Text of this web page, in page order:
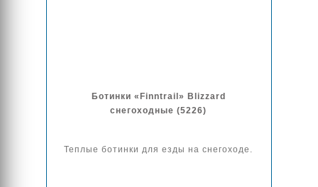
Ботинки «Finntrail» Blizzard
снегоходные (5226)
Теплые ботинки для езды на снегоходе.